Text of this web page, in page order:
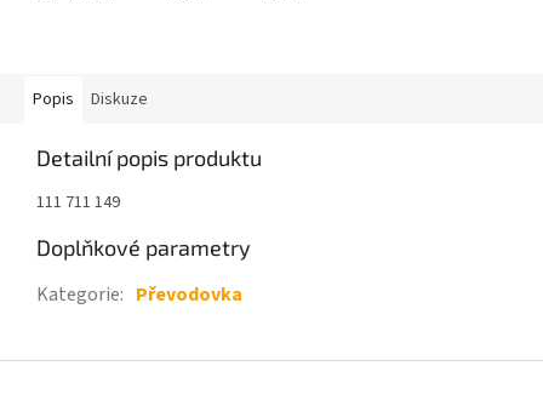
Popis Diskuze
Detailní popis produktu
111 711 149
Doplňkové parametry
Kategorie: Převodovka